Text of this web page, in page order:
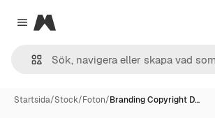
Close menu
Magnific
Startsida/Stock/Foton/Branding Copyright D…